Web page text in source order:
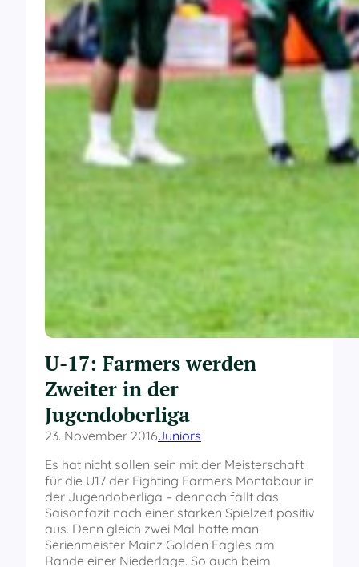
U-17: Farmers werden
Zweiter in der
Jugendoberliga
23. November 2016Juniors
Es hat nicht sollen sein mit der Meisterschaft
für die U17 der Fighting Farmers Montabaur in
der Jugendoberliga – dennoch fällt das
Saisonfazit nach einer starken Spielzeit positiv
aus. Denn gleich zwei Mal hatte man
Serienmeister Mainz Golden Eagles am
Rande einer Niederlage. So auch beim